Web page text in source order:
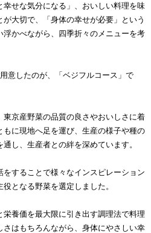
せな気分になる」、おいしい料理を味
大切で、「身体の幸せが必要」という
かべながら、四季折々のメニューを考
意したのが、「ベジフルコース」で
京産野菜の品質の良さやおいしさに着
に現地へ足を運び、生産の様子や種の
し、生産者との絆を深めています。
することで様々なインスピレーション
となる野菜を選定しました。
養価を最大限に引き出す調理法で料理
はもちろんながら、身体にやさしい幸